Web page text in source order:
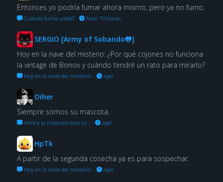
Entonces yo podría fumar ahora mismo, pero ya no fumo.
Cuándo fuma usted?· hace 19 horas
SERGIO [Army of Sobando🐸]
Hoy en la nave del misterio: ¿Por qué cojones no funciona
la vintage de Bonox y cuándo tendré un rato para mirarlo?
Hoy en la nave del misterio: · ayer
Oiher
Siempre somos su mascota.
Ahora la mascota eres tú… · ayer
HpTk
A partir de la segunda cosecha ya es para sospechar.
Hoy en la nave del misterio: · ayer